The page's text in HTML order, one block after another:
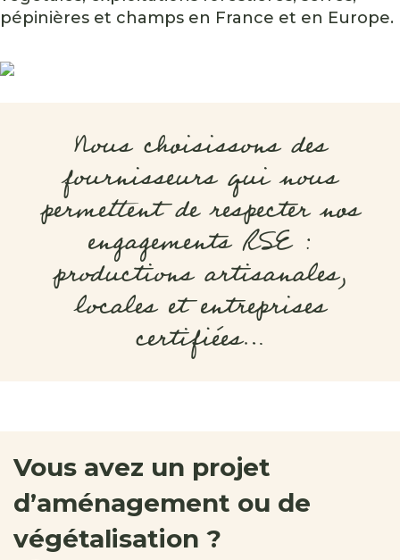
pépinières et champs en France et en Europe.
Nous choisissons des
fournisseurs qui nous
permettent de respecter nos
engagements RSE :
productions artisanales,
locales et entreprises
certifiées…
Vous avez un projet
d’aménagement ou de
végétalisation ?